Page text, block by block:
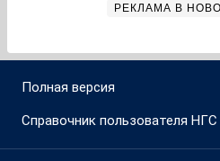
РЕКЛАМА В
Полная версия
Справочник пользователя НГС